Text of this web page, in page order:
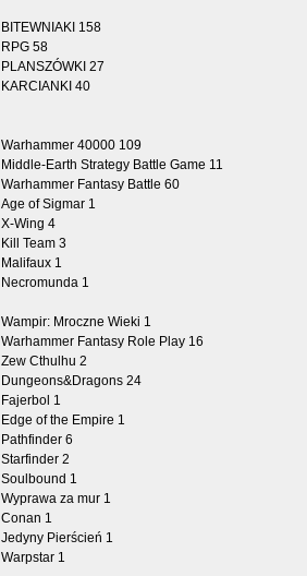
BITEWNIAKI 158
RPG 58
PLANSZÓWKI 27
KARCIANKI 40
Warhammer 40000 109
Middle-Earth Strategy Battle Game 11
Warhammer Fantasy Battle 60
Age of Sigmar 1
X-Wing 4
Kill Team 3
Malifaux 1
Necromunda 1
Wampir: Mroczne Wieki 1
Warhammer Fantasy Role Play 16
Zew Cthulhu 2
Dungeons&Dragons 24
Fajerbol 1
Edge of the Empire 1
Pathfinder 6
Starfinder 2
Soulbound 1
Wyprawa za mur 1
Conan 1
Jedyny Pierścień 1
Warpstar 1